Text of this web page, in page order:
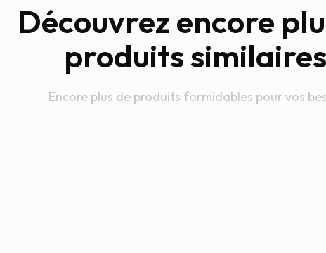
Découvrez encore
produits
Encore plus de produits formidables pour vos